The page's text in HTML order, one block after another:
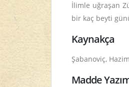
İlimle uğraşan
bir kaç beyti
Kaynakça
Şabanoviç,
Madde